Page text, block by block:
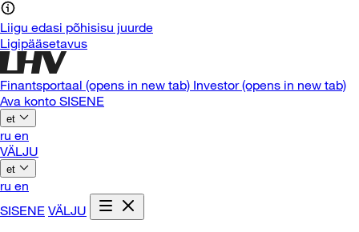
Liigu edasi põhisisu juurde
Ligipääsetavus
Finantsportaal (opens in new tab) Investor(opens in new tab)
Ava konto SISENE
et
ru en
VÄLJU
et
ru en
SISENE VÄLJU